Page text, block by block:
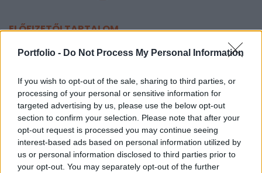
Portfolio - Do Not Process My Personal Information
If you wish to opt-out of the sale, sharing to third parties, or
processing of your personal or sensitive information for
targeted advertising by us, please use the below opt-out
section to confirm your selection. Please note that after your
opt-out request is processed you may continue seeing
interest-based ads based on personal information utilized by
us or personal information disclosed to third parties prior to
your opt-out. You may separately opt-out of the further
ELŐFIZETŐI TARTALOM
Meglepő fordulat: Visszalépett a
LinkedIn ellen indított pertől a
felperes
Portfolio
2025. január 31. 17:16
A LinkedIn ellen indított csoportos keresetet